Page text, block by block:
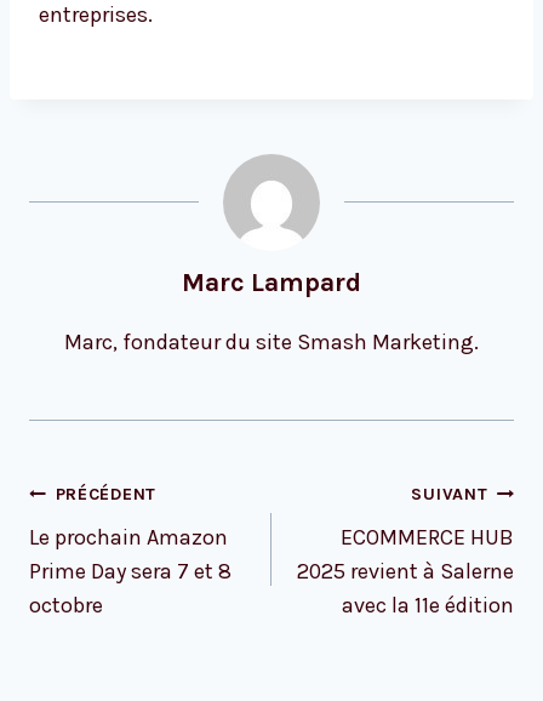
entreprises.
Marc Lampard
Marc, fondateur du site Smash Marketing.
Navigation
l’article
PRÉCÉDENT
Le prochain Amazon
Prime Day sera 7 et 8
octobre
SUIVANT
ECOMMERCE HUB
2025 revient à Salerne
avec la 11e édition